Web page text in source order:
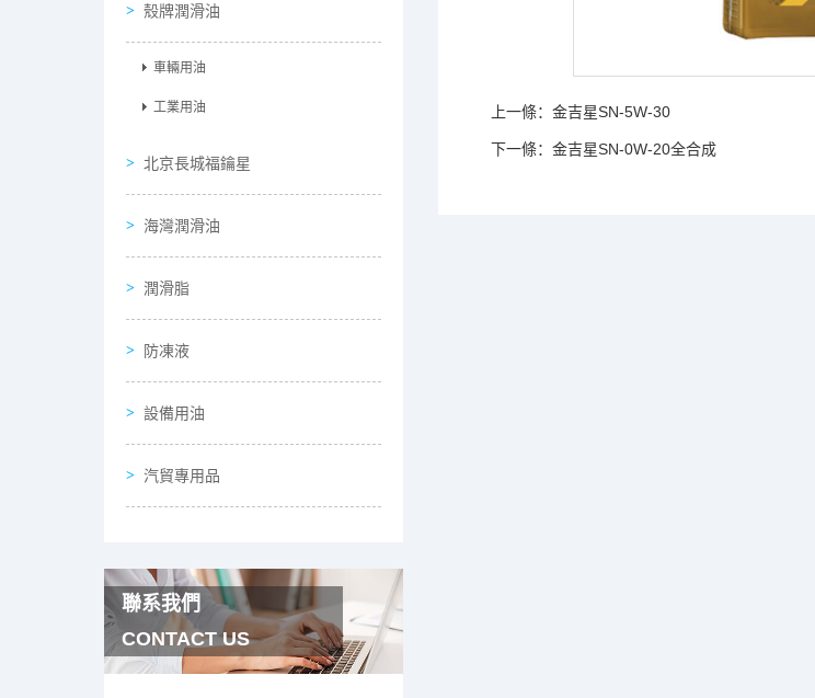
殼牌潤滑油
車輛用油
工業用油
北京長城福鑰星
海灣潤滑油
潤滑脂
防凍液
設備用油
汽貿專用品
聯系我們
CONTACT US
上一條： 金吉星SN-5W-30
下一條： 金吉星SN-0W-20全合成